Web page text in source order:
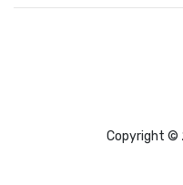
Copyright ©